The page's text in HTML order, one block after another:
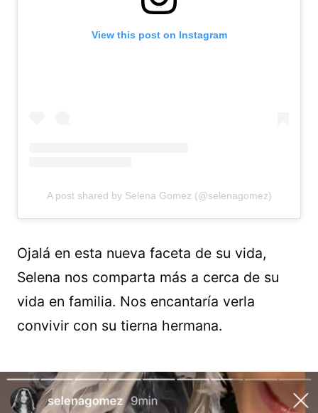
View this post on Instagram
A post shared by Selena Gomez (@selenagomez)
Ojalá en esta nueva faceta de su vida,
Selena nos comparta más a cerca de su
vida en familia. Nos encantaría verla
convivir con su tierna hermana.